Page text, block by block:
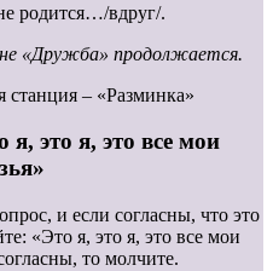
родится…/вдруг/.
«Дружба» продолжается.
станция – «Разминка»
я, это я, это все мои
и если согласны, что это
«Это я, это я, это все мои
то молчите.